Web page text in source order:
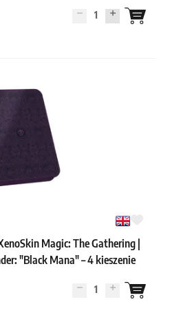
1
Magic: The Gathering |
"Black Mana" – 4 kieszenie
1